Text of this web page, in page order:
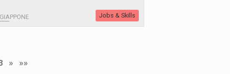
GIAPPONE Jobs & Skills
» »»